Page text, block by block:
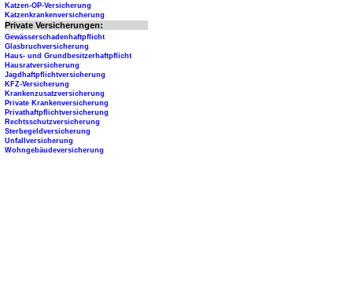
Katzen-OP-Versicherung
Katzenkrankenversicherung
Private Versicherungen:
Gewässerschadenhaftpflicht
Glasbruchversicherung
Haus- und Grundbesitzerhaftpflicht
Hausratversicherung
Jagdhaftpflichtversicherung
KFZ-Versicherung
Krankenzusatzversicherung
Private Krankenversicherung
Privathaftpflichtversicherung
Rechtsschutzversicherung
Sterbegeldversicherung
Unfallversicherung
Wohngebäudeversicherung